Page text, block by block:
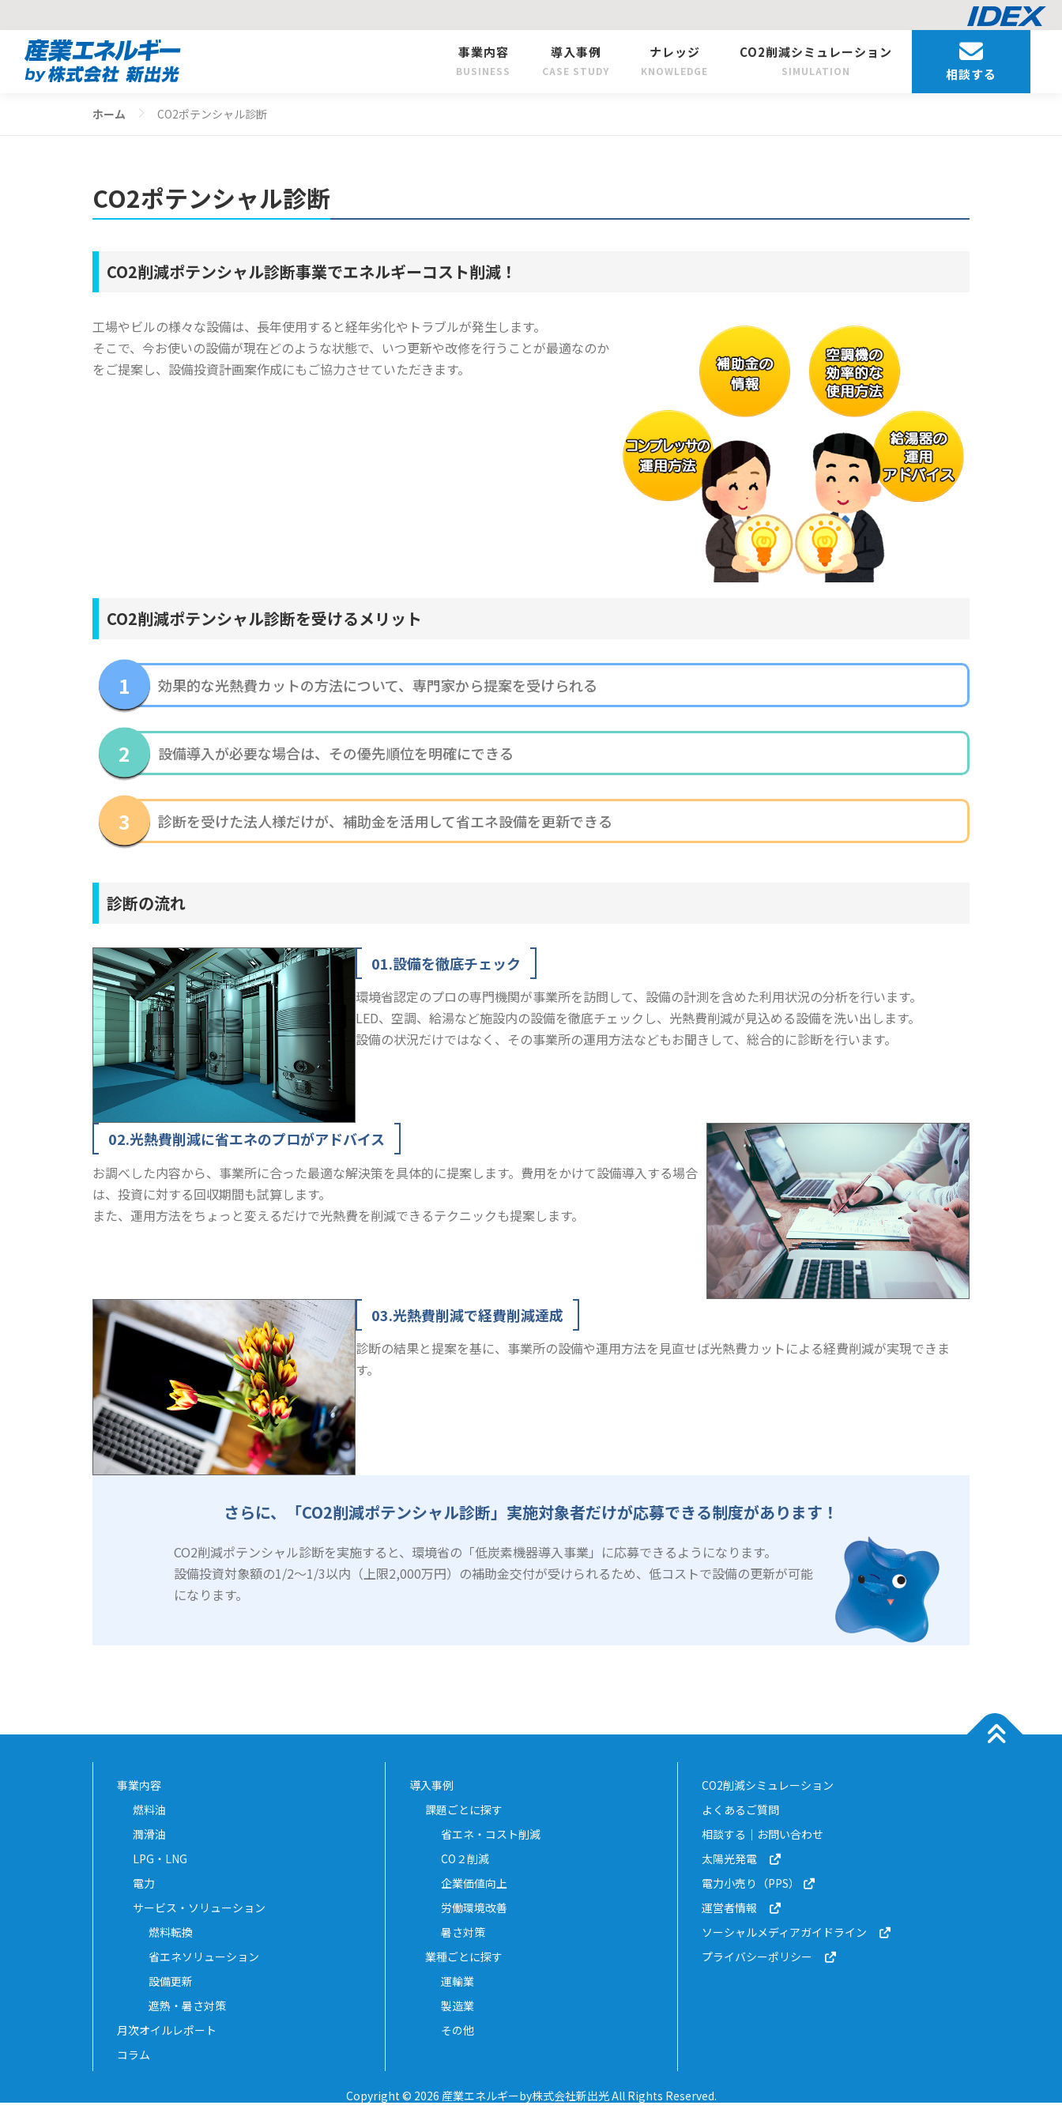
事業内容
BUSINESS
導入事例
CASE STUDY
ナレッジ
KNOWLEDGE
CO2削減シミュレーション
SIMULATION 相談する
ホーム CO2ポテンシャル診断
CO2ポテンシャル診断
CO2削減ポテンシャル診断事業でエネルギーコスト削減！
工場やビルの様々な設備は、長年使用すると経年劣化やトラブルが発生します。
そこで、今お使いの設備が現在どのような状態で、いつ更新や改修を行うことが最適なのか
をご提案し、設備投資計画案作成にもご協力させていただきます。
CO2削減ポテンシャル診断を受けるメリット
効果的な光熱費カットの方法について、専門家から提案を受けられる
設備導入が必要な場合は、その優先順位を明確にできる
診断を受けた法人様だけが、補助金を活用して省エネ設備を更新できる
診断の流れ
01.設備を徹底チェック
環境省認定のプロの専門機関が事業所を訪問して、設備の計測を含めた利用状況の分析を行います。
LED、空調、給湯など施設内の設備を徹底チェックし、光熱費削減が見込める設備を洗い出します。
設備の状況だけではなく、その事業所の運用方法などもお聞きして、総合的に診断を行います。
02.光熱費削減に省エネのプロがアドバイス
お調べした内容から、事業所に合った最適な解決策を具体的に提案します。費用をかけて設備導入する場合
は、投資に対する回収期間も試算します。
また、運用方法をちょっと変えるだけで光熱費を削減できるテクニックも提案します。
03.光熱費削減で経費削減達成
診断の結果と提案を基に、事業所の設備や運用方法を見直せば光熱費カットによる経費削減が実現できま
す。
さらに、「CO2削減ポテンシャル診断」実施対象者だけが応募できる制度があります！
CO2削減ポテンシャル診断を実施すると、環境省の「低炭素機器導入事業」に応募できるようになります。
設備投資対象額の1/2～1/3以内（上限2,000万円）の補助金交付が受けられるため、低コストで設備の更新が可能
になります。
事業内容
燃料油
潤滑油
LPG・LNG
電力
サービス・ソリューション
燃料転換
省エネソリューション
設備更新
遮熱・暑さ対策
月次オイルレポート
コラム
導入事例
課題ごとに探す
省エネ・コスト削減
CO２削減
企業価値向上
労働環境改善
暑さ対策
業種ごとに探す
運輸業
製造業
その他
CO2削減シミュレーション
よくあるご質問
相談する｜お問い合わせ
太陽光発電
電力小売り（PPS）
運営者情報
ソーシャルメディアガイドライン
プライバシーポリシー
Copyright © 2026 産業エネルギーby株式会社新出光All Rights Reserved.